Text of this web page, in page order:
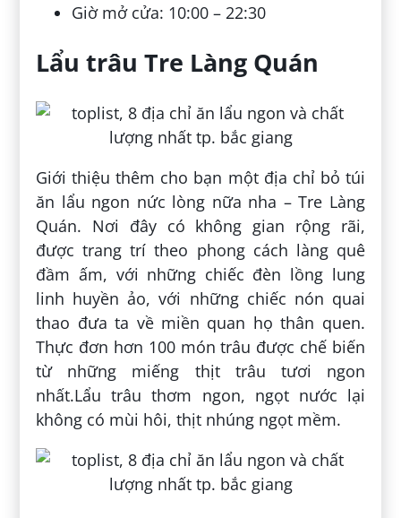
Giờ mở cửa: 10:00 – 22:30
Lẩu trâu Tre Làng Quán
Giới thiệu thêm cho bạn một địa chỉ bỏ túi
ăn lẩu ngon nức lòng nữa nha – Tre Làng
Quán. Nơi đây có không gian rộng rãi,
được trang trí theo phong cách làng quê
đầm ấm, với những chiếc đèn lồng lung
linh huyền ảo, với những chiếc nón quai
thao đưa ta về miền quan họ thân quen.
Thực đơn hơn 100 món trâu được chế biến
từ những miếng thịt trâu tươi ngon
nhất.Lẩu trâu thơm ngon, ngọt nước lại
không có mùi hôi, thịt nhúng ngọt mềm.